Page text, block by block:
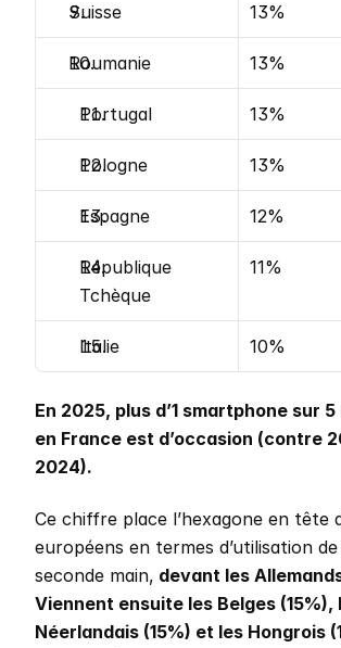
Suisse 13%
Roumanie 13%
Portugal 13%
Pologne 13%
Espagne 12%
République
Tchèque
11%
Italie 10%
En 2025, plus d’1 smartphone sur
en France est d’occasion (contre
2024).
Ce chiffre place l’hexagone en tête
européens en termes d’utilisation
seconde main, devant les
Viennent ensuite les Belges (15%),
Néerlandais (15%) et les Hongrois